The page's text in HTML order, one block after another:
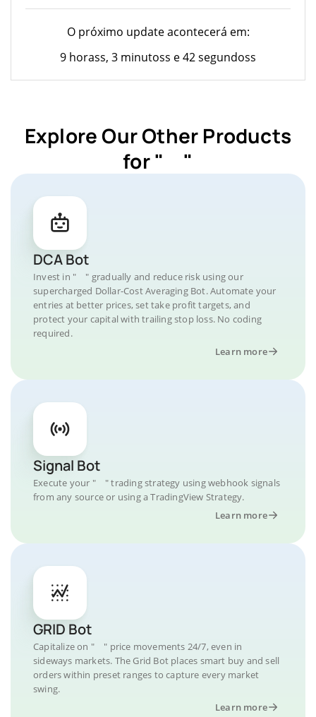
O próximo update acontecerá em:
9 horass, 3 minutoss e 42 segundoss
Explore Our Other Products
for " "
DCA Bot
Invest in " " gradually and reduce risk using our
supercharged Dollar-Cost Averaging Bot. Automate your
entries at better prices, set take profit targets, and
protect your capital with trailing stop loss. No coding
required.
Learn more
Signal Bot
Execute your " " trading strategy using webhook signals
from any source or using a TradingView Strategy.
Learn more
GRID Bot
Capitalize on " " price movements 24/7, even in
sideways markets. The Grid Bot places smart buy and sell
orders within preset ranges to capture every market
swing.
Learn more